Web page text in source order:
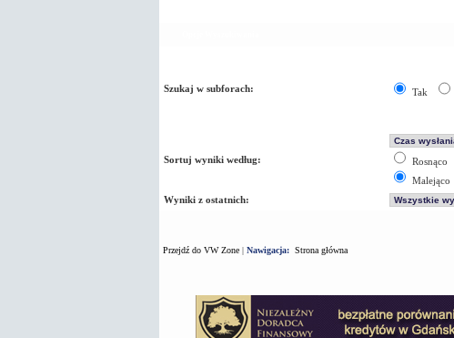
Szukaj w subforach: Tak
Sortuj wyniki według:
Rosnąco
Malejąco
Wyniki z ostatnich:
Przejdź do VW Zone| Nawigacja: Strona główna